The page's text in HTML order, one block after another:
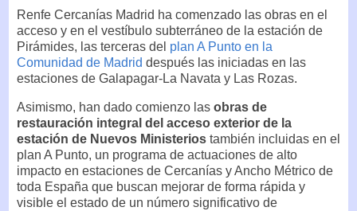
Renfe Cercanías Madrid ha comenzado las obras en el
acceso y en el vestíbulo subterráneo de la estación de
Pirámides, las terceras del plan A Punto en la
Comunidad de Madrid después las iniciadas en las
estaciones de Galapagar-La Navata y Las Rozas.
Asimismo, han dado comienzo las obras de
restauración integral del acceso exterior de la
estación de Nuevos Ministerios también incluidas en el
plan A Punto, un programa de actuaciones de alto
impacto en estaciones de Cercanías y Ancho Métrico de
toda España que buscan mejorar de forma rápida y
visible el estado de un número significativo de